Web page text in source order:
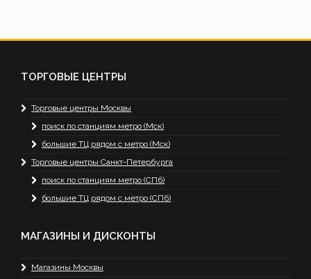
ТОРГОВЫЕ ЦЕНТРЫ
Торговые центры Москвы
поиск по станциям метро (Мск)
большие ТЦ рядом с метро (Мск)
Торговые центры Санкт-Петербурга
поиск по станциям метро (СПб)
большие ТЦ рядом с метро (СПб)
МАГАЗИНЫ И ДИСКОНТЫ
Магазины Москвы